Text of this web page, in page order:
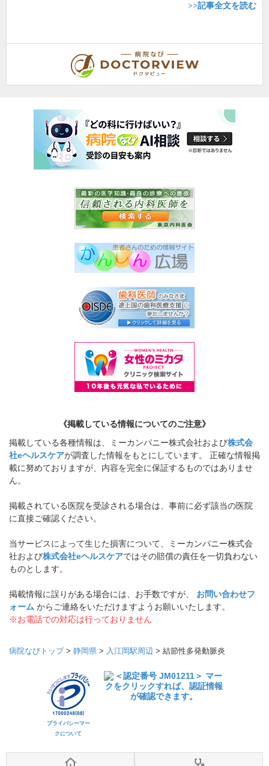
>>記事全文を読む
《掲載している情報についてのご注意》
掲載している各種情報は、ミーカンパニー株式会社および株式会
社eヘルスケアが調査した情報をもとにしています。 正確な情報掲
載に努めておりますが、内容を完全に保証するものではありませ
ん。
掲載されている医院を受診される場合は、事前に必ず該当の医院
に直接ご確認ください。
当サービスによって生じた損害について、ミーカンパニー株式会
社および株式会社eヘルスケアではその賠償の責任を一切負わない
ものとします。
掲載情報に誤りがある場合には、お手数ですが、 お問い合わせフ
ォーム からご連絡をいただけますようお願いいたします。
※お電話での対応は行っておりません
病院なびトップ> 静岡県 > 入江岡駅周辺 > 結節性多発動脈炎
プライバシーマー
クについて